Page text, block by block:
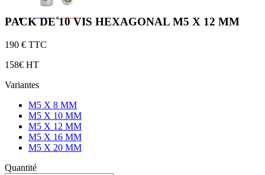
PACK DE 10 VIS HEXAGONAL M5 X 12 MM
190 € TTC
1 58€ HT
Variantes
M5 X 8 MM
M5 X 10 MM
M5 X 12 MM
M5 X 16 MM
M5 X 20 MM
Quantité